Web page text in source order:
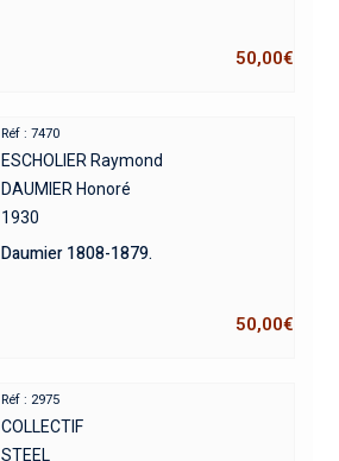
50,00€
Réf : 7470
ESCHOLIER Raymond
DAUMIER Honoré
1930
Daumier 1808-1879.
50,00€
Réf : 2975
COLLECTIF
STEEL